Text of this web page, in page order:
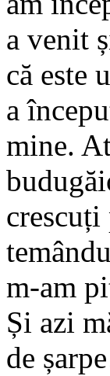
a venit
că este
a
mine.
m-am
Și azi
de